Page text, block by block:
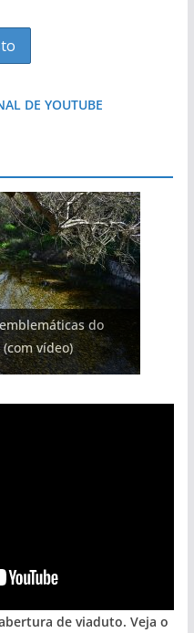
DE YOUTUBE
do
vídeo)
de 108
de dois
que cresceu
Nova rota
de praias e põem
(com vídeo)
de viaduto. Veja o